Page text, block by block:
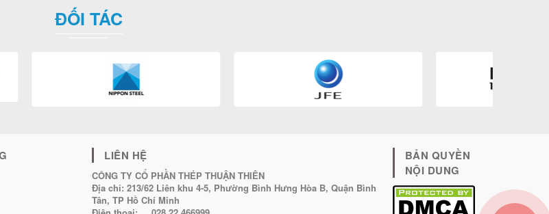
ĐỐI TÁC
LIÊN HỆ
CÔNG TY CỔ PHẦN THÉP THUẬN THIÊN
Địa chỉ: 213/62 Liên khu 4-5, Phường Bình Hưng Hòa B, Quận Bình
Tân, TP Hồ Chí Minh
BẢN QUYỀN
NỘI DUNG